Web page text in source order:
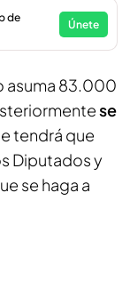
de
Únete
asuma 83.000
se
tendrá que
Diputados y
se haga a